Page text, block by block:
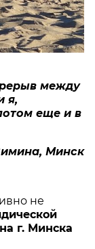
между
я,
еще и в
Минск
не
г. Минска